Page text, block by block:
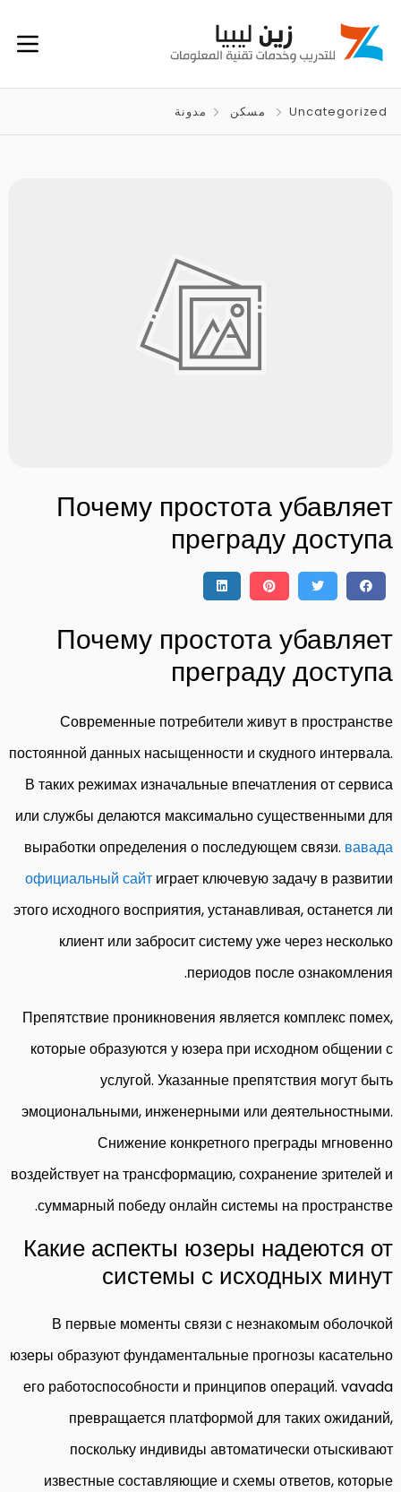
مسكن مدونة Uncategorized
Почему простота убавляет
преграду доступа
Почему простота убавляет
преграду доступа
Современные потребители живут в пространстве
постоянной данных насыщенности и скудного интервала.
В таких режимах изначальные впечатления от сервиса
или службы делаются максимально существенными для
выработки определения о последующем связи. вавада
официальный сайт играет ключевую задачу в развитии
этого исходного восприятия, устанавливая, останется ли
клиент или забросит систему уже через несколько
периодов после ознакомления.
Препятствие проникновения является комплекс помех,
которые образуются у юзера при исходном общении с
услугой. Указанные препятствия могут быть
эмоциональными, инженерными или деятельностными.
Снижение конкретного преграды мгновенно
воздействует на трансформацию, сохранение зрителей и
суммарный победу онлайн системы на пространстве.
Какие аспекты юзеры надеются от
системы с исходных минут
В первые моменты связи с незнакомым оболочкой
юзеры образуют фундаментальные прогнозы касательно
его работоспособности и принципов операций. vavada
превращается платформой для таких ожиданий,
поскольку индивиды автоматически отыскивают
известные составляющие и схемы ответов, которые